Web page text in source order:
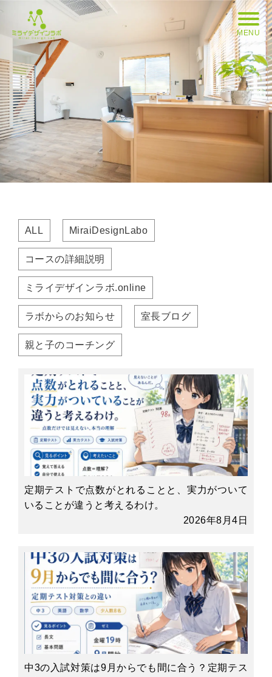
MENU
ALL MiraiDesignLabo
コースの詳細説明
ミライデザインラボ.online
ラボからのお知らせ 室長ブログ
親と子のコーチング
定期テストで点数がとれることと、実力がついて
いることが違うと考えるわけ。
2026年8月4日
中3の入試対策は9月からでも間に合う？定期テス